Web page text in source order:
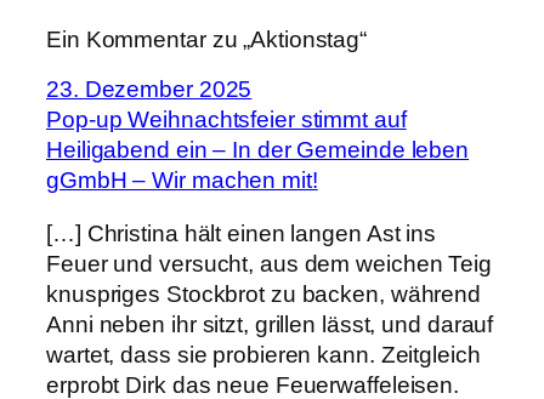
Ein Kommentar zu „Aktionstag“
23. Dezember 2025
Pop-up Weihnachtsfeier stimmt auf
Heiligabend ein – In der Gemeinde leben
gGmbH – Wir machen mit!
[…] Christina hält einen langen Ast ins
Feuer und versucht, aus dem weichen Teig
knuspriges Stockbrot zu backen, während
Anni neben ihr sitzt, grillen lässt, und darauf
wartet, dass sie probieren kann. Zeitgleich
erprobt Dirk das neue Feuerwaffeleisen.